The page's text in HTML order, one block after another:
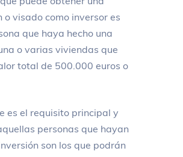
o visado como inversor es
que haya hecho una
o varias viviendas que
total de 500.000 euros o
es el requisito principal y
personas que hayan
son los que podrán